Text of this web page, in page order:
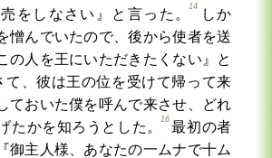
をしなさい』と言った。
14
しか
憎んでいたので、後から使者を送
の人を王にいただきたくない』と
て、彼は王の位を受けて帰って来
ておいた僕を呼んで来させ、どれ
たかを知ろうとした。
16
最初の者
御主人様、あなたの一ムナで十ム